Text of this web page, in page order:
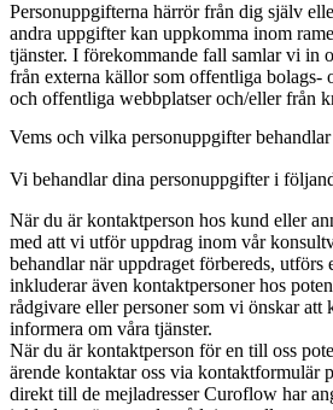
Personuppgifterna härrör från dig själv
andra uppgifter kan uppkomma inom
tjänster. I förekommande fall samlar vi in
från externa källor som offentliga bolags-
och offentliga webbplatser och/eller från
Vems och vilka personuppgifter
Vi behandlar dina personuppgifter i
När du är kontaktperson hos kund eller
med att vi utför uppdrag inom vår
behandlar när uppdraget förbereds, utförs
inkluderar även kontaktpersoner hos
rådgivare eller personer som vi önskar att
informera om våra tjänster.
När du är kontaktperson för en till oss
ärende kontaktar oss via kontaktformulär
direkt till de mejladresser Curoflow har